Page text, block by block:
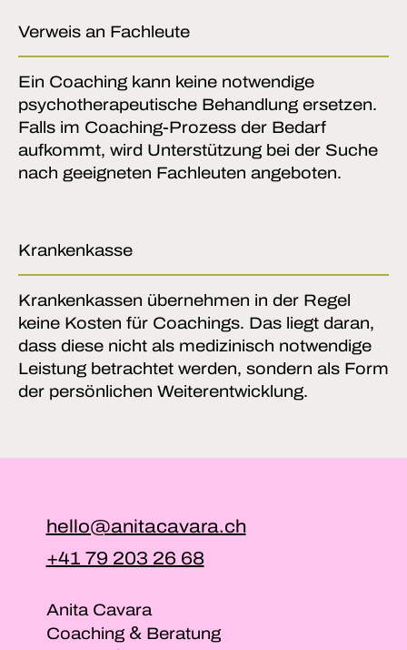
Verweis an Fachleute
Ein Coaching kann keine notwendige
psychotherapeutische Behandlung ersetzen.
Falls im Coaching-Prozess der Bedarf
aufkommt, wird Unterstützung bei der Suche
nach geeigneten Fachleuten angeboten.
Krankenkasse
Krankenkassen übernehmen in der Regel
keine Kosten für Coachings. Das liegt daran,
dass diese nicht als medizinisch notwendige
Leistung betrachtet werden, sondern als Form
der persönlichen Weiterentwicklung.
hello@anitacavara.ch
+41 79 203 26 68
Anita Cavara
Coaching &Beratung